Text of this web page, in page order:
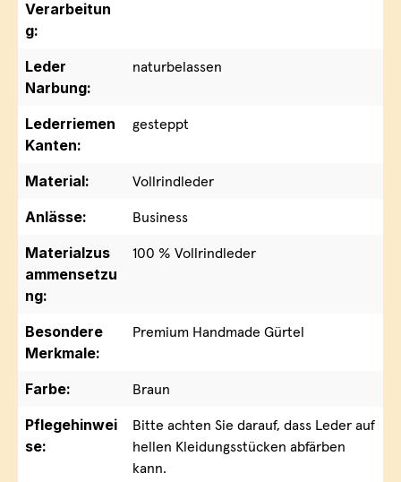
Verarbeitun
g:
Leder
Narbung:
naturbelassen
Lederriemen
Kanten:
gesteppt
Material:
Vollrindleder
Anlässe:
Business
Materialzus
ammensetzu
ng:
100 % Vollrindleder
Besondere
Merkmale:
Premium Handmade Gürtel
Farbe:
Braun
Pflegehinwei
se:
Bitte achten Sie darauf, dass Leder auf
hellen Kleidungsstücken abfärben
kann.